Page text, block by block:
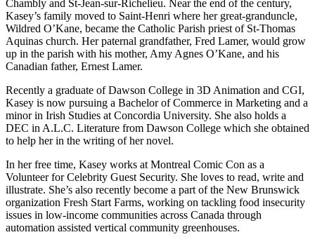
Chambly and St-Jean-sur-Richelieu. Near the end of the century,
Kasey’s family moved to Saint-Henri where her great-granduncle,
Wildred O’Kane, became the Catholic Parish priest of St-Thomas
Aquinas church. Her paternal grandfather, Fred Lamer, would grow
up in the parish with his mother, Amy Agnes O’Kane, and his
Canadian father, Ernest Lamer.
Recently a graduate of Dawson College in 3D Animation and CGI,
Kasey is now pursuing a Bachelor of Commerce in Marketing and a
minor in Irish Studies at Concordia University. She also holds a
DEC in A.L.C. Literature from Dawson College which she obtained
to help her in the writing of her novel.
In her free time, Kasey works at Montreal Comic Con as a
Volunteer for Celebrity Guest Security. She loves to read, write and
illustrate. She’s also recently become a part of the New Brunswick
organization Fresh Start Farms, working on tackling food insecurity
issues in low-income communities across Canada through
automation assisted vertical community greenhouses.